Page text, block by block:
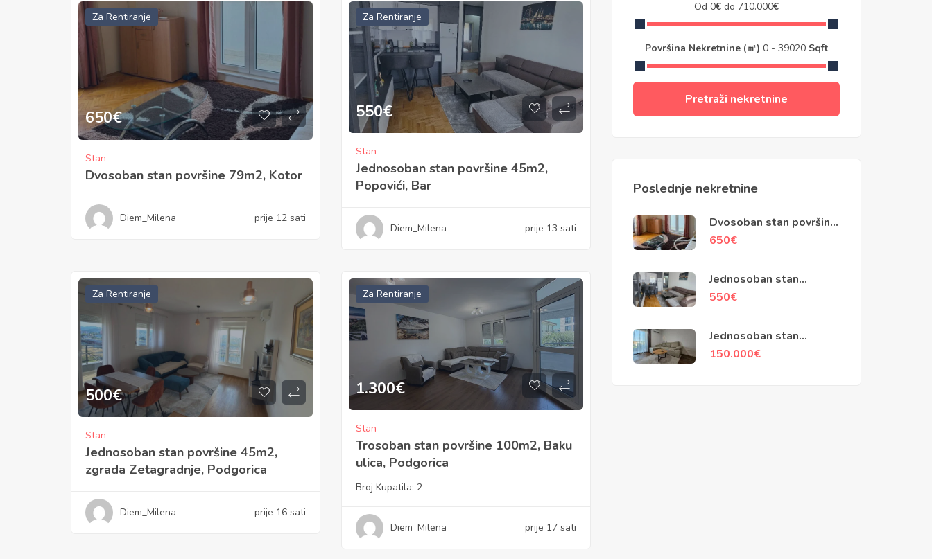
Za Rentiranje
650€
Stan
Dvosoban stan površine 79m2, Kotor
Diem_Milena prije 12 sati
Za Rentiranje
550€
Stan
Jednosoban stan površine 45m2,
Popovići, Bar
Diem_Milena prije 13 sati
Za Rentiranje
500€
Stan
Jednosoban stan površine 45m2,
zgrada Zetagradnje, Podgorica
Diem_Milena prije 16 sati
Za Rentiranje
1.300€
Stan
Trosoban stan površine 100m2, Baku
ulica, Podgorica
Broj Kupatila: 2
Diem_Milena prije 17 sati
Od 0€ do 710.000€
Površina Nekretnine (㎡) 0 - 39020 Sqft
Pretraži nekretnine
Poslednje nekretnine
Dvosoban stan površine
79m2, Kotor
650€
Jednosoban stan
površine 45m2,
550€
Jednosoban stan
površine 48m2, Ilino, Bar
150.000€